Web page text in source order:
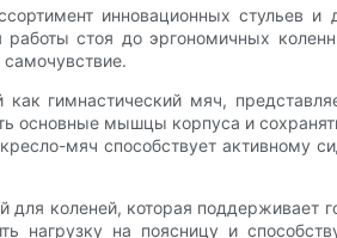
инновационных стульев и
работы стоя до эргономичных
гимнастический мяч,
основные мышцы корпуса и
мяч способствует активному
коленей, которая поддерживает
нагрузку на поясницу и